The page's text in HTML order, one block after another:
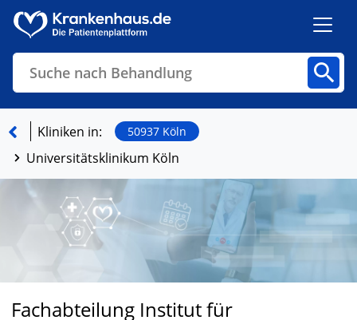
Suche nach Behandlung
Finden
Kliniken in: 50937 Köln
Universitätsklinikum Köln
Fachabteilung Institut für